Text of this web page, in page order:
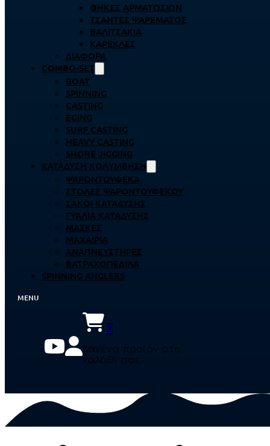
ΘΉΚΕΣ ΑΡΜΑΤΩΣΙΏΝ
ΤΣΆΝΤΕΣ ΨΑΡΈΜΑΤΟΣ
ΒΑΛΙΤΣΆΚΙΑ
ΚΑΡΈΚΛΕΣ
ΔΙΆΦΟΡΑ
COMBO-SET
BOAT
SPINNING
CASTING
EGING
SURF CASTING
HEAVY CASTING
SHORE JIGGING
ΚΑΤΆΔΥΣΗ ΚΟΛΎΜΒΗΣΗ
ΨΑΡΟΝΤΟΎΦΕΚΑ
ΣΤΟΛΈΣ ΨΑΡΟΝΤΟΎΦΕΚΟΥ
ΣΆΚΟΙ ΚΑΤΆΔΥΣΗΣ
ΓΥΑΛΙΆ ΚΑΤΆΔΥΣΗΣ
ΜΆΣΚΕΣ
ΜΑΧΑΊΡΙΑ
ΑΝΑΠΝΕΥΣΤΉΡΕΣ
ΒΑΤΡΑΧΟΠΈΔΙΛΑ
SPINNING ANGLERS
0
Κανένα προϊόν στο
καλάθι σας.